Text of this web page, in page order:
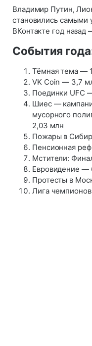
Владимир Путин,
становились
ВКонтакте год назад
События
Тёмная тема —
VK Coin — 3,7
Поединки UFC
Шиес —
мусорного
2,03 млн
Пожары в
Пенсионная
Мстители:
Евровидение —
Протесты в
Лига